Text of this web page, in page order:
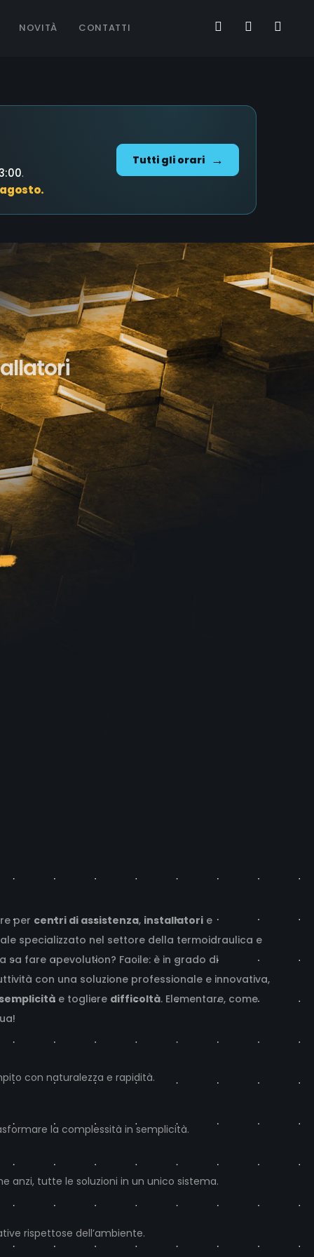
NOVITÀ CONTATTI
.
Tutti gli orari
per centri di assistenza, installatorie
specializzato nel settore della termoidraulica e
sa fare apevolution? Facile: è in grado di
con una soluzione professionale e innovativa,
semplicitàe togliere difficoltà. Elementare, come
con naturalezza e rapidità.
la complessità in semplicità.
anzi, tutte le soluzioni in un unico sistema.
rispettose dell’ambiente.